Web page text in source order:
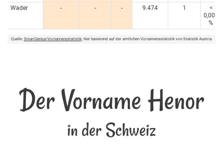
Wader
- - - 9.474 1
<
0,005
%
Quelle: SmartGenius-Vornamensstatistik, hier basierend auf der amtlichen Vornamensstatistik von Statistik Austria.
Der Vorname Henor
in der Schweiz